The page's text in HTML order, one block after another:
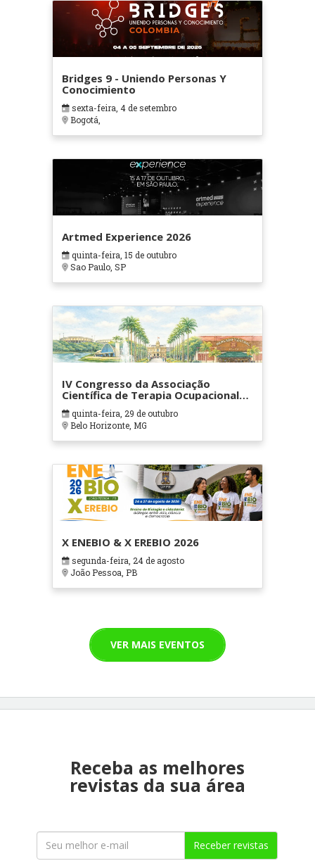
Bridges 9 - Uniendo Personas Y
Conocimiento
sexta-feira, 4 de setembro
Bogotá,
Artmed Experience 2026
quinta-feira, 15 de outubro
Sao Paulo, SP
IV Congresso da Associação
Científica de Terapia Ocupacional
em Contextos Hospitalares e
Cuidados Paliativos - ATOHOSP
quinta-feira, 29 de outubro
Belo Horizonte, MG
X ENEBIO & X EREBIO 2026
segunda-feira, 24 de agosto
João Pessoa, PB
VER MAIS EVENTOS
Receba as melhores
revistas da sua área
Receber revistas